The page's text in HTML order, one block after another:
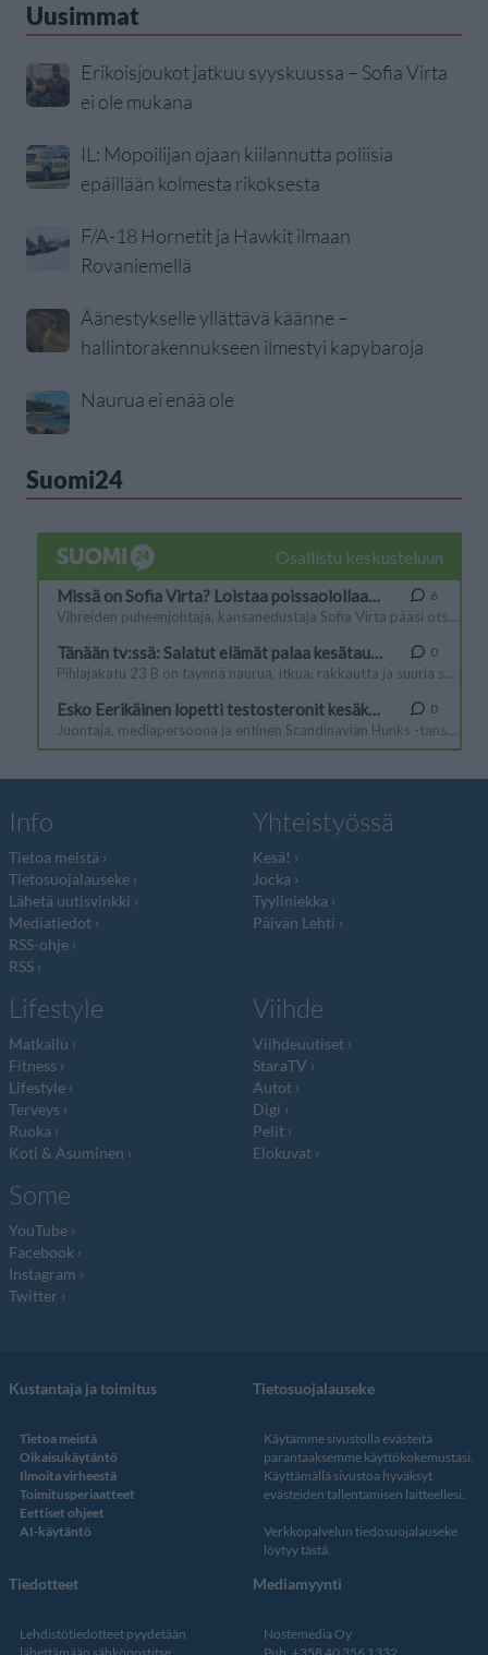
Uusimmat
Erikoisjoukot jatkuu syyskuussa – Sofia Virta
ei ole mukana
IL: Mopoilijan ojaan kiilannutta poliisia
epäillään kolmesta rikoksesta
F/A-18 Hornetit ja Hawkit ilmaan
Rovaniemellä
Äänestykselle yllättävä käänne –
hallintorakennukseen ilmestyi kapybaroja
Naurua ei enää ole
Suomi24
Info
Tietoa meistä
Tietosuojalauseke
Lähetä uutisvinkki
Mediatiedot
RSS-ohje
RSS
Yhteistyössä
Kesä!
Jocka
Tyyliniekka
Päivän Lehti
Lifestyle
Matkailu
Fitness
Lifestyle
Terveys
Ruoka
Koti & Asuminen
Viihde
Viihdeuutiset
StaraTV
Autot
Digi
Pelit
Elokuvat
Some
YouTube
Facebook
Instagram
Twitter
Kustantaja ja toimitus
Tietoa meistä
Oikaisukäytäntö
Ilmoita virheestä
Toimitusperiaatteet
Eettiset ohjeet
AI-käytäntö
Tietosuojalauseke
Käytämme sivustolla evästeitä
parantaaksemme käyttökokemustasi.
Käyttämällä sivustoa hyväksyt
evästeiden tallentamisen laitteellesi.
Verkkopalvelun tiedosuojalauseke
löytyy tästä.
Tiedotteet
Lehdistötiedotteet pyydetään
Mediamyynti
Nostemedia Oy